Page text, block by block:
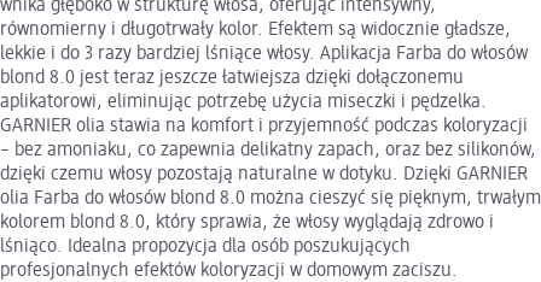
wnika głęboko w strukturę włosa, oferując intensywny,
równomierny i długotrwały kolor. Efektem są widocznie gładsze,
lekkie i do 3 razy bardziej lśniące włosy. Aplikacja Farba do włosów
blond 8.0 jest teraz jeszcze łatwiejsza dzięki dołączonemu
aplikatorowi, eliminując potrzebę użycia miseczki i pędzelka.
GARNIER olia stawia na komfort i przyjemność podczas koloryzacji
– bez amoniaku, co zapewnia delikatny zapach, oraz bez silikonów,
dzięki czemu włosy pozostają naturalne w dotyku. Dzięki GARNIER
olia Farba do włosów blond 8.0 można cieszyć się pięknym, trwałym
kolorem blond 8.0, który sprawia, że włosy wyglądają zdrowo i
lśniąco. Idealna propozycja dla osób poszukujących
profesjonalnych efektów koloryzacji w domowym zaciszu.